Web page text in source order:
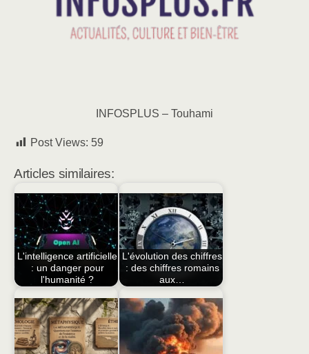
INFOSPLUS – Touhami
Post Views: 59
Articles similaires:
L'intelligence artificielle
: un danger pour
l'humanité ?
L'évolution des chiffres
: des chiffres romains
aux…